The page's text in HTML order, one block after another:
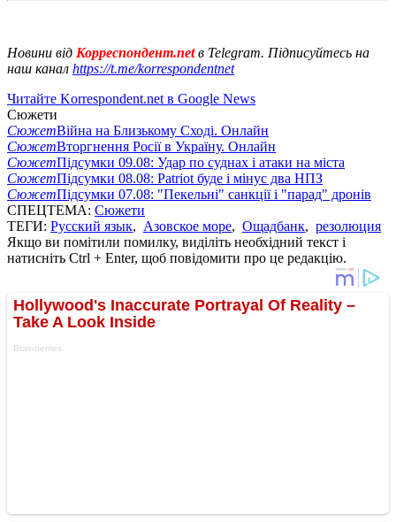
Новини від Корреспондент.netв Telegram. Підписуйтесь на
наш канал https://t.me/korrespondentnet
Читайте Korrespondent.net в Google News
Сюжети
СюжетВійна на Близькому Сході. Онлайн
СюжетВторгнення Росії в Україну. Онлайн
СюжетПідсумки 09.08: Удар по суднах і атаки на міста
СюжетПідсумки 08.08: Patriot буде і мінус два НПЗ
СюжетПідсумки 07.08: "Пекельні" санкції і "парад" дронів
СПЕЦТЕМА: Сюжети
ТЕГИ: Русский язык, Азовское море, Ощадбанк, резолюция
Якщо ви помітили помилку, виділіть необхідний текст і
натисніть Ctrl + Enter, щоб повідомити про це редакцію.